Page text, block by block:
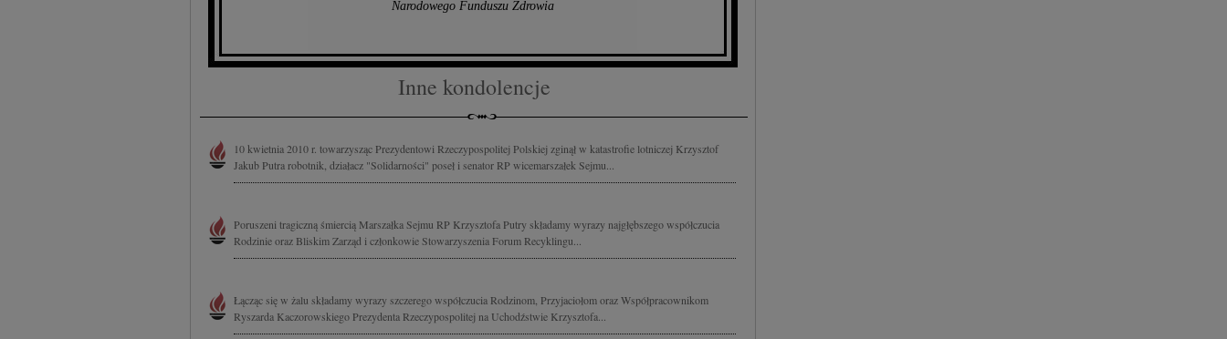
Narodowego Funduszu Zdrowia
Inne kondolencje
10 kwietnia 2010 r. towarzysząc Prezydentowi Rzeczypospolitej Polskiej zginął w katastrofie lotniczej Krzysztof
Jakub Putra robotnik, działacz "Solidarności" poseł i senator RP wicemarszałek Sejmu...
Poruszeni tragiczną śmiercią Marszałka Sejmu RP Krzysztofa Putry składamy wyrazy najgłębszego współczucia
Rodzinie oraz Bliskim Zarząd i członkowie Stowarzyszenia Forum Recyklingu...
Łącząc się w żalu składamy wyrazy szczerego współczucia Rodzinom, Przyjaciołom oraz Współpracownikom
Ryszarda Kaczorowskiego Prezydenta Rzeczypospolitej na Uchodźstwie Krzysztofa...